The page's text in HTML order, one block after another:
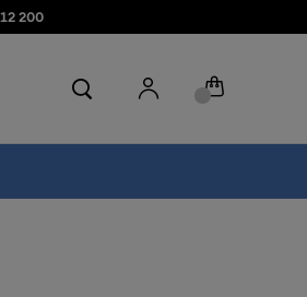
200